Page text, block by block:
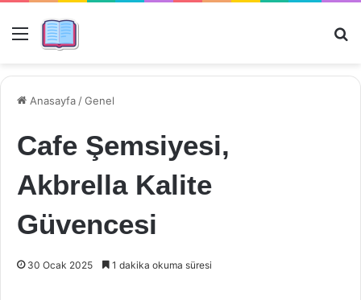
Menü
Anasayfa /Genel
Cafe Şemsiyesi,
Akbrella Kalite
Güvencesi
30 Ocak 2025 1 dakika okuma süresi